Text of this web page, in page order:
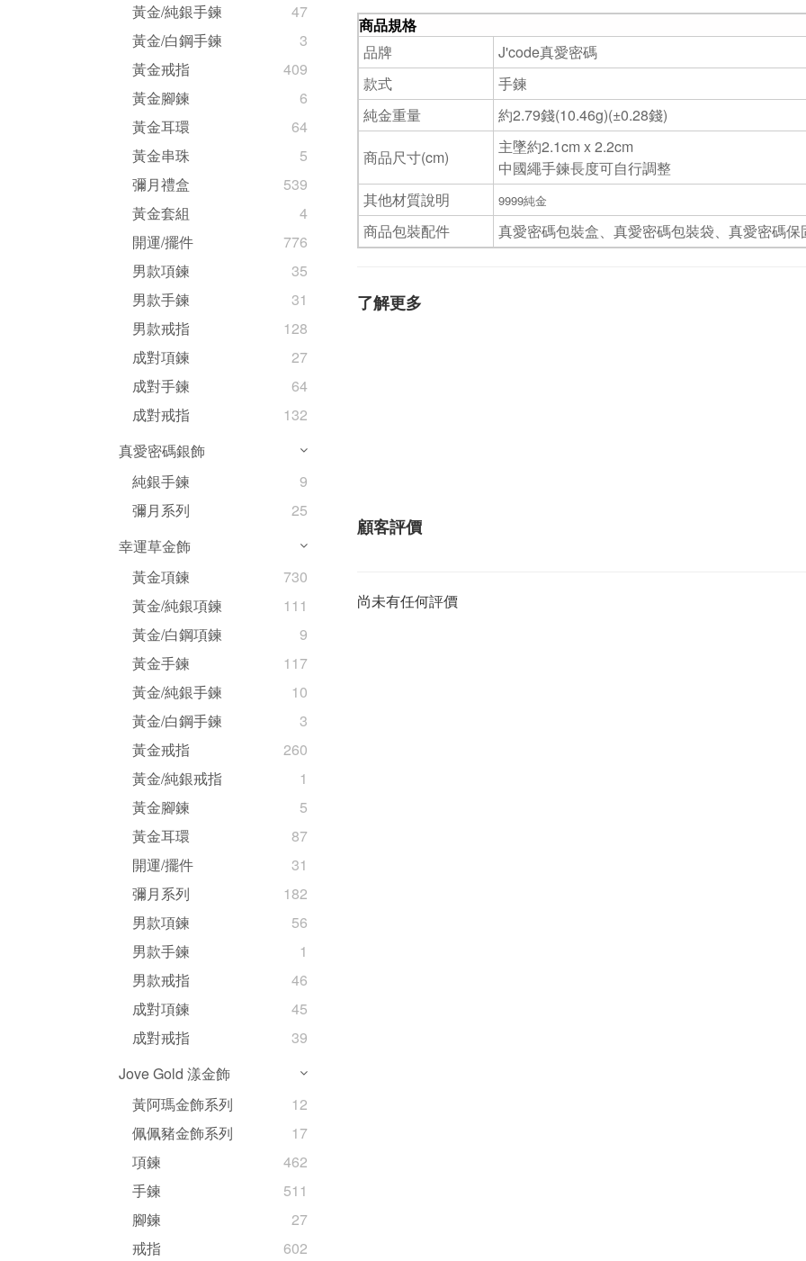
黃金/純銀手鍊
47
黃金/白鋼手鍊
3
黃金戒指
409
黃金腳鍊
6
黃金耳環
64
黃金串珠
5
彌月禮盒
539
黃金套組
4
開運/擺件
776
男款項鍊
35
男款手鍊
31
男款戒指
128
成對項鍊
27
成對手鍊
64
成對戒指
132
真愛密碼銀飾
純銀手鍊
9
彌月系列
25
幸運草金飾
黃金項鍊
730
黃金/純銀項鍊
111
黃金/白鋼項鍊
9
黃金手鍊
117
黃金/純銀手鍊
10
黃金/白鋼手鍊
3
黃金戒指
260
黃金/純銀戒指
1
黃金腳鍊
5
黃金耳環
87
開運/擺件
31
彌月系列
182
男款項鍊
56
男款手鍊
1
男款戒指
46
成對項鍊
45
成對戒指
39
Jove Gold 漾金飾
黃阿瑪金飾系列
12
佩佩豬金飾系列
17
項鍊
462
手鍊
511
腳鍊
27
戒指
602
商品規格
品牌
J'code真愛密碼
款式
手鍊
純金重量
約2.79錢(10.46g)(±0.28錢)
商品尺寸(cm)
主墜約2.1cm x 2.2cm
中國繩手鍊長度可自行調整
其他材質說明
9999純金
商品包裝配件 真愛密碼包裝盒、真愛密碼包裝袋、真愛密碼保
了解更多
顧客評價
尚未有任何評價